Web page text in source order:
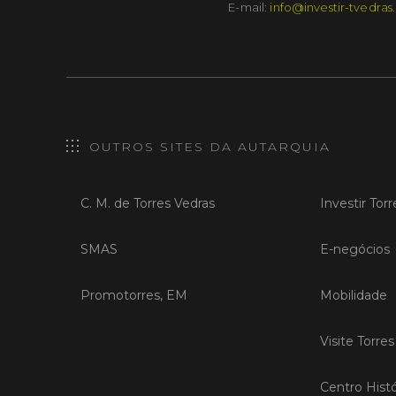
E-mail: info@investir-
OUTROS SITES DA AUTARQUIA
C. M. de Torres Vedras
SMAS
Promotorres, EM
Investir
E-negócios
Mobilidade
Visite
Centro